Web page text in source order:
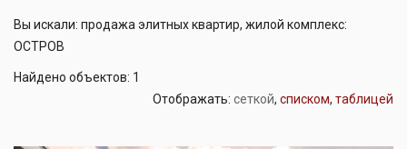
Вы искали: продажа элитных квартир, жилой комплекс:
ОСТРОВ
Найдено объектов: 1
Отображать: сеткой, списком, таблицей